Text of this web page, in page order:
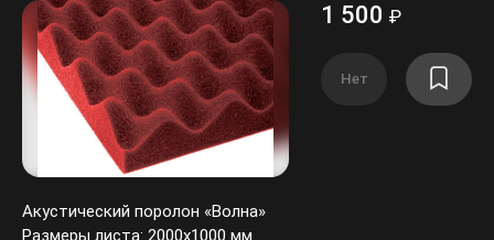
1 500 ₽
Нет
Акустический поролон «Волна»
Размеры листа: 2000х1000 мм.